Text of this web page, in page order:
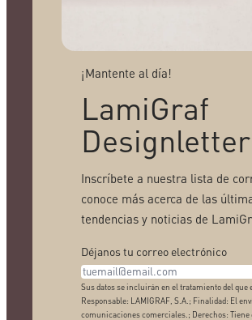
¡Mantente al día!
LamiGraf
Designletter
Inscríbete a nuestra lista de
conoce más acerca de las
tendencias y noticias de
Déjanos tu correo electrónico
Sus datos se incluirán en el tratamiento del que
Responsable: LAMIGRAF, S.A.; Finalidad: El
comunicaciones comerciales.; Derechos: Tiene